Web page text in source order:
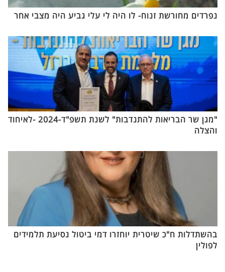
נפרדים מחורשת זנוח- לו היה לי עלי גביע היה מצבי אחר
"מגן שר הבריאות להתנדבות" לשנת תשפ"ד-2024 -לאיחוד
והצלה
בהשתדלות ח"כ שיטרית יוחזרו דמי ביטול נסיעת תלמידים
לפולין